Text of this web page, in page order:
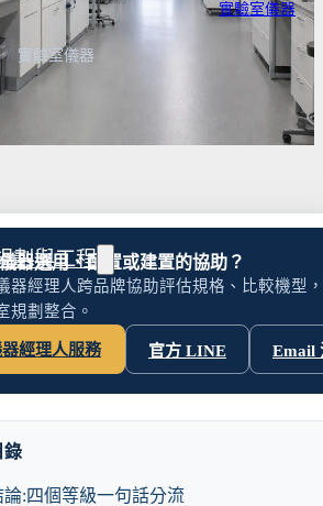
pipette
| 振盪機
備
培養箱
高溫爐
高壓滅菌
實驗室
真空幫浦
劃與工程
實驗室建置服務 實驗室周邊工程
實驗室儀器·
/ 實驗室儀器
器選用、配置或建置的協助？
器經理人跨品牌協助評估規格、比較機型，
規劃整合。
經理人服務 官方 LINE Email
錄
論:四個等級一句話分流